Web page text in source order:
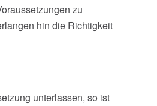
zu
hin die Richtigkeit
unterlassen, so ist